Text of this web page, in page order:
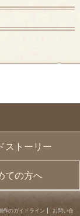
ストーリー
ての方へ
作のガイドライン お問い合